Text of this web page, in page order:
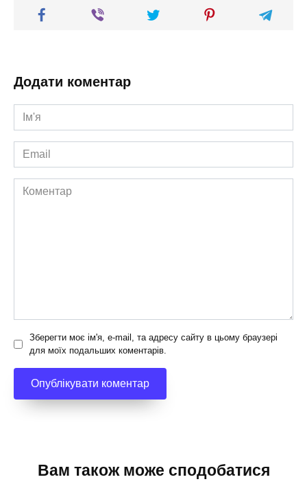
Додати коментар
Ім'я
*
Email
*
Коментар
Зберегти моє ім'я, e-mail, та адресу сайту в цьому браузері
для моїх подальших коментарів.
Вам також може сподобатися